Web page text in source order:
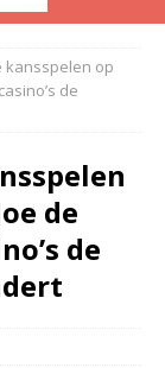
kansspelen op
de
de
de